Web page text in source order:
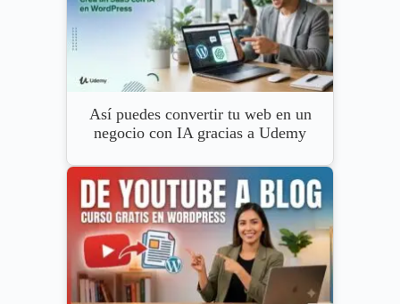
Así puedes convertir tu web en un
negocio con IA gracias a Udemy